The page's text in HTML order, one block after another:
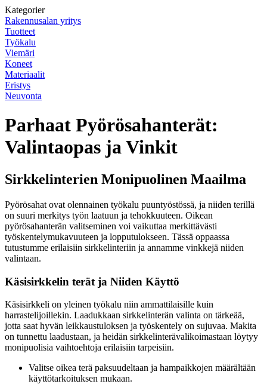
Kategorier
Rakennusalan yritys
Tuotteet
Työkalu
Viemäri
Koneet
Materiaalit
Eristys
Neuvonta
Parhaat Pyörösahanterät:
Valintaopas ja Vinkit
Sirkkelinterien Monipuolinen Maailma
Pyörösahat ovat olennainen työkalu puuntyöstössä, ja niiden terillä
on suuri merkitys työn laatuun ja tehokkuuteen. Oikean
pyörösahanterän valitseminen voi vaikuttaa merkittävästi
työskentelymukavuuteen ja lopputulokseen. Tässä oppaassa
tutustumme erilaisiin sirkkelinteriin ja annamme vinkkejä niiden
valintaan.
Käsisirkkelin terät ja Niiden Käyttö
Käsisirkkeli on yleinen työkalu niin ammattilaisille kuin
harrastelijoillekin. Laadukkaan sirkkelinterän valinta on tärkeää,
jotta saat hyvän leikkaustuloksen ja työskentely on sujuvaa. Makita
on tunnettu laadustaan, ja heidän sirkkelinterävalikoimastaan löytyy
monipuolisia vaihtoehtoja erilaisiin tarpeisiin.
Valitse oikea terä paksuudeltaan ja hampaikkojen määrältään
käyttötarkoituksen mukaan.